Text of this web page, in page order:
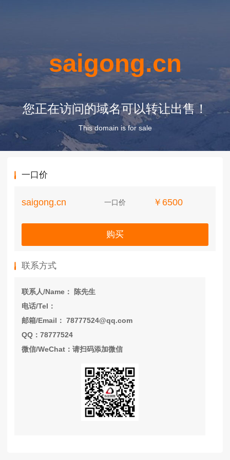
saigong.cn
您正在访问的域名可以转让出售！
This domain is for sale
一口价
saigong.cn 一口价 ￥6500
购买
联系方式
联系人/Name： 陈先生
电话/Tel：
邮箱/Email： 78777524@qq.com
QQ：78777524
微信/WeChat：请扫码添加微信